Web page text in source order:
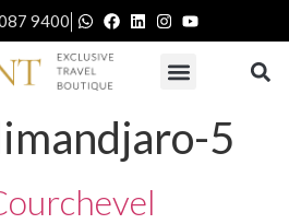
9400|
5